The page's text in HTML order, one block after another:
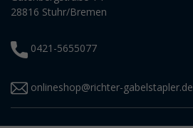
28816 Stuhr/Bremen
0421-5655077
onlineshop@richter-gabelstapler.de